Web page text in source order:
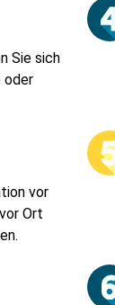
Sie sich
oder
vor
Ort